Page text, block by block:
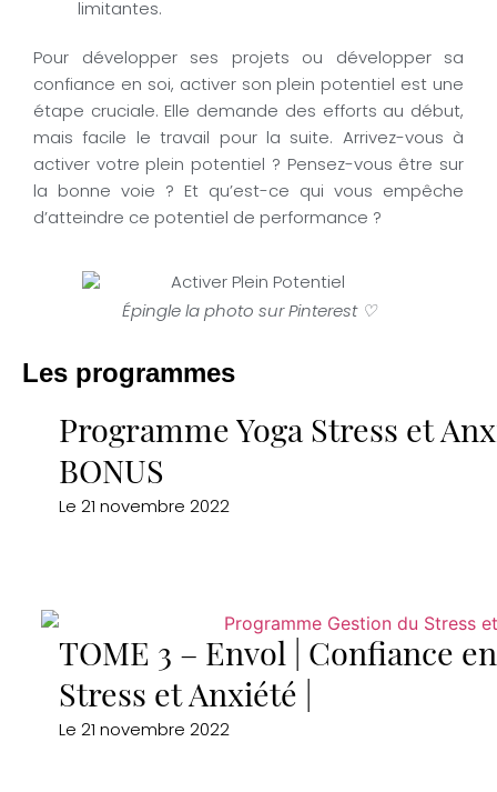
limitantes.
Pour développer ses projets ou développer sa
confiance en soi, activer son plein potentiel est une
étape cruciale. Elle demande des efforts au début,
mais facile le travail pour la suite. Arrivez-vous à
activer votre plein potentiel ? Pensez-vous être sur
la bonne voie ? Et qu’est-ce qui vous empêche
d’atteindre ce potentiel de performance ?
Épingle la photo sur Pinterest ♡
Les programmes
Programme Yoga Stress et
BONUS
Le 21 novembre 2022
TOME 3 – Envol | Confiance
Stress et Anxiété |
Le 21 novembre 2022